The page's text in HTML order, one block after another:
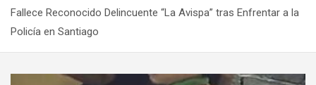
Fallece Reconocido Delincuente “La Avispa” tras Enfrentar a la
Policía en Santiago